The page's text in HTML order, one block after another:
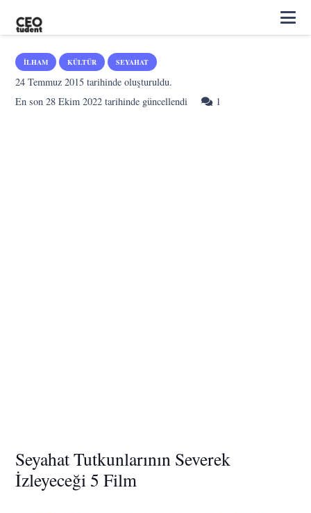
İLHAM KÜLTÜR SEYAHAT
24 Temmuz 2015 tarihinde oluşturuldu.
En son28 Ekim 2022 tarihinde güncellendi 1
Seyahat Tutkunlarının Severek
İzleyeceği 5 Film